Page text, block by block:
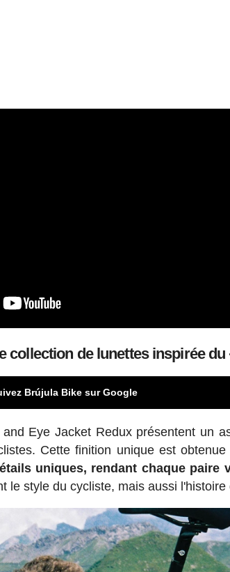
collection de lunettes inspirée du
Brújula Bike sur Google
Eye Jacket Redux présentent un
Cette finition unique est
uniques, rendant chaque paire
le style du cycliste, mais aussi l'histoire